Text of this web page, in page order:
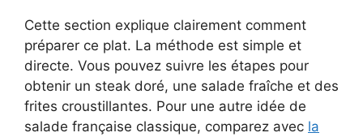
Cette section explique clairement comment
préparer ce plat. La méthode est simple et
directe. Vous pouvez suivre les étapes pour
obtenir un steak doré, une salade fraîche et des
frites croustillantes. Pour une autre idée de
salade française classique, comparez avec la